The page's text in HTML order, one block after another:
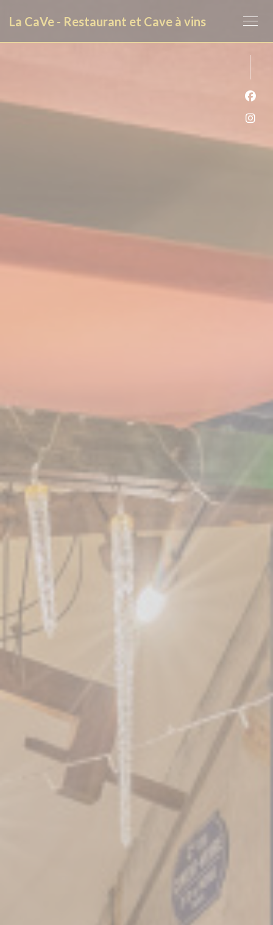
La CaVe - Restaurant et Cave à vins